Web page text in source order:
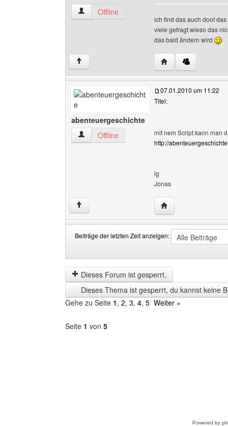
hell-lords Benutzer-Profile anzeigen
Offline
ich find das auch doof
viele gefragt wieso das
das bald ändern wird
↑ Website dieses
abenteuergeschichte
abenteuergeschichte Benutzer-Profile
Offline
07.01.2010 um 11:22
Titel:
mit nem Script kann man
http://
lg
Jonas
↑ Website dieses
Beiträge der letzten Zeit anzeigen:
der
letzten
Zeit
anzeigen
by
Dieses Forum ist gesperrt.
Dieses Thema ist gesperrt, du kannst keine
Gehe zu Seite 1, 2, 3, 4, 5 Weiter »
Seite 1 von 5
Powered by